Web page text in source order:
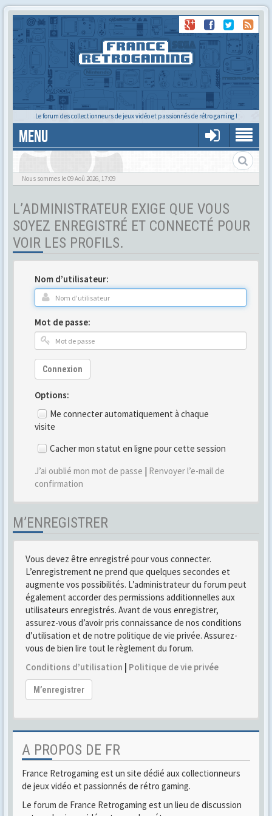
Le forum des collectionneurs de jeux vidéo et passionnés de rétro gaming !
MENU
Tu cherches quelqu'un ?
Nous sommes le 09 Aoû 2026, 17:09
L’ADMINISTRATEUR EXIGE QUE VOUS
SOYEZ ENREGISTRÉ ET CONNECTÉ POUR
VOIR LES PROFILS.
Nom d’utilisateur:
Mot de passe:
Connexion
Options:
Me connecter automatiquement à chaque
visite
Cacher mon statut en ligne pour cette session
J’ai oublié mon mot de passe | Renvoyer l’e-mail de
confirmation
M’ENREGISTRER
Vous devez être enregistré pour vous connecter.
L’enregistrement ne prend que quelques secondes et
augmente vos possibilités. L’administrateur du forum peut
également accorder des permissions additionnelles aux
utilisateurs enregistrés. Avant de vous enregistrer,
assurez-vous d’avoir pris connaissance de nos conditions
d’utilisation et de notre politique de vie privée. Assurez-
vous de bien lire tout le règlement du forum.
Conditions d’utilisation | Politique de vie privée
M’enregistrer
A PROPOS DE FR
France Retrogaming est un site dédié aux collectionneurs
de jeux vidéo et passionnés de rétro gaming.
Le forum de France Retrogaming est un lieu de discussion